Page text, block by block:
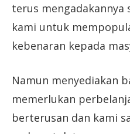
terus mengadakannya
kami untuk
kebenaran kepada
Namun menyediakan
memerlukan
berterusan dan kami